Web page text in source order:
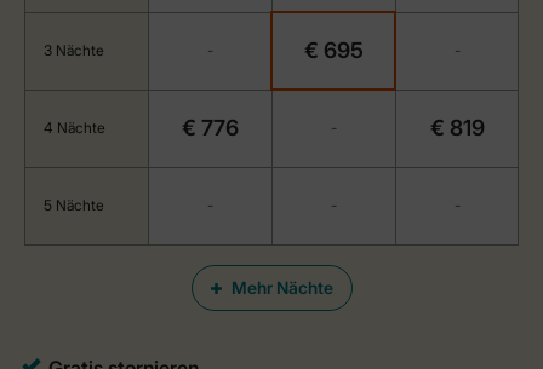
Mehr Nächte
3 Nächte - € 695 -
4 Nächte € 776 - € 819
5 Nächte - - -